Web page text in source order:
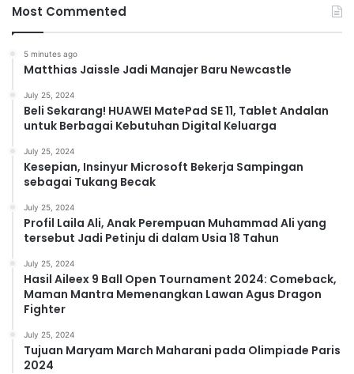
Most Commented
5 minutes ago
Matthias Jaissle Jadi Manajer Baru Newcastle
July 25, 2024
Beli Sekarang! HUAWEI MatePad SE 11, Tablet Andalan
untuk Berbagai Kebutuhan Digital Keluarga
July 25, 2024
Kesepian, Insinyur Microsoft Bekerja Sampingan
sebagai Tukang Becak
July 25, 2024
Profil Laila Ali, Anak Perempuan Muhammad Ali yang
tersebut Jadi Petinju di dalam Usia 18 Tahun
July 25, 2024
Hasil Aileex 9 Ball Open Tournament 2024: Comeback,
Maman Mantra Memenangkan Lawan Agus Dragon
Fighter
July 25, 2024
Tujuan Maryam March Maharani pada Olimpiade Paris
2024